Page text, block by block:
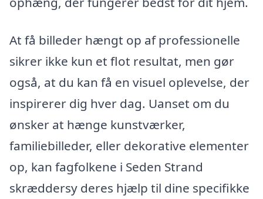
At få billeder hængt op af professionelle
sikrer ikke kun et flot resultat, men gør
også, at du kan få en visuel oplevelse, der
inspirerer dig hver dag. Uanset om du
ønsker at hænge kunstværker,
familiebilleder, eller dekorative elementer
op, kan fagfolkene i Seden Strand
skræddersy deres hjælp til dine specifikke